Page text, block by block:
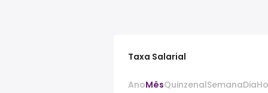
Taxa Salarial
AnoMêsQuinzenalSemanaDia